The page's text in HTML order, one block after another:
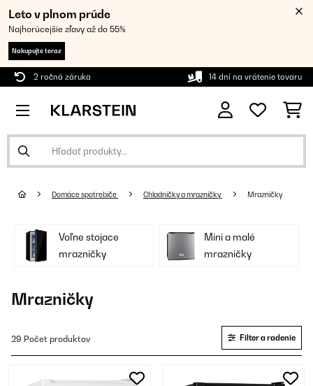
Leto v plnom prúde
Najhorúcejšie zľavy až do 55%
Nakupujte teraz
2 ročná záruka 14 dní na vrátenie tovaru
Domáce spotrebiče Chladničky a mrazničky Mrazničky
Voľne stojace
mrazničky
Mini a malé
mrazničky
Mrazničky
29 Počet produktov Filter a radenie